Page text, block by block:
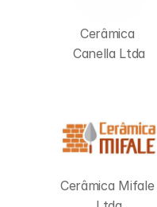
Cerâmica
Canella Ltda
Cerâmica Mifale